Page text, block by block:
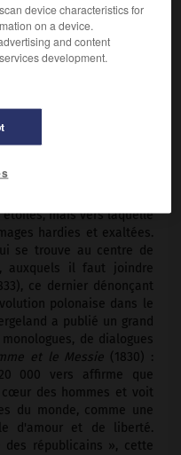
– Christiania, auj. Oslo,
Cycle,
mais vers laquelle
hardies et exaltées.
se trouve au centre de
auxquels il faut joindre
ce dernier dénonçant
polonaise dans le
a publié un grand
de dialogues
et le Messie (1830) :
000 vers affirme que
des hommes et voit
du monde, comme une
d'amour et de liberté.
républicains », cette
device characteristics for
on a device.
and content
development.